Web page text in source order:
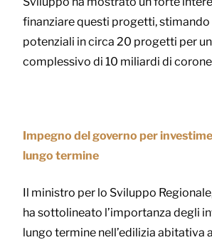
finanziare questi progetti,
potenziali in circa 20 progetti per
complessivo di 10 miliardi di
Impegno del governo per
lungo termine
Il ministro per lo Sviluppo
ha sottolineato l’importanza degli
lungo termine nell’edilizia abitativa